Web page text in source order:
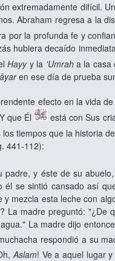
extremadamente difícil.
Abraham regresa a la
por la profunda fe y
hubiera decaído
Hayyy la 'Umraha la casa
en ese día de prueba
efecto en la vida
que Él
está con Sus
los tiempos que la historia
441-112):
padre, y éste de su
él se sintió cansado así
mezcla esta leche con
La madre preguntó: "¿De
La madre dijo
respondió a su
Aslam! Ve a aquel lugar